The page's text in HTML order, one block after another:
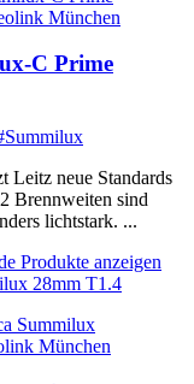
C Prime
Leitz neue Standards
Brennweiten sind
lichtstark. ...
Produkte anzeigen
28mm T1.4